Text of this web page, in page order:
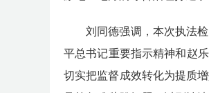
刘同德强调，本次执法
平总书记重要指示精神和赵
切实把监督成效转化为提质